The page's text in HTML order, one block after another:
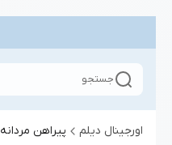
جستجو
اورجینال دیلم پیراهن مردانه